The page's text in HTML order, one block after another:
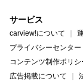
サービス
carview!について
プライバシーセンター
コンテンツ制作ポリシ
広告掲載について